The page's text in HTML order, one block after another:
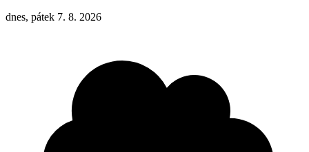
dnes, pátek 7. 8. 2026